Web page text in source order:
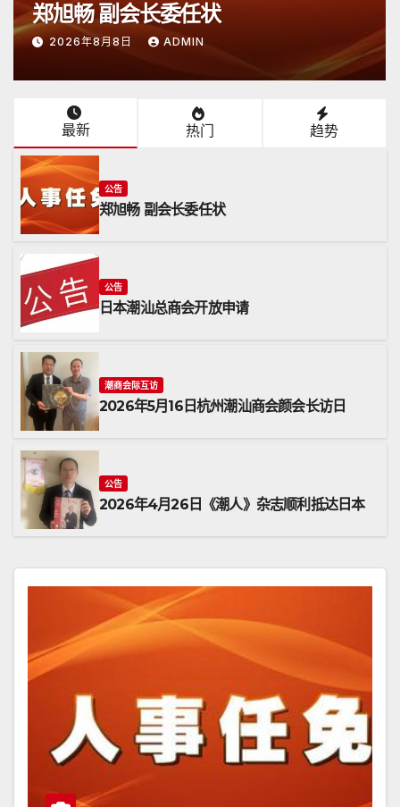
长委任状
日 ADMIN 2026年6月15日
最新 热门 趋势
公告
郑旭畅 副会长委任状
公告
日本潮汕总商会开放申请
潮商会际互访
2026年5月16日杭州潮汕商会颜会长访日
公告
2026年4月26日《潮人》杂志顺利抵达日本